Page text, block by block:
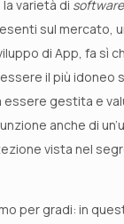
varietà di software
sul mercato,
di App, fa sì
il più idoneo
gestita e
anche di
vista nel
per gradi: in